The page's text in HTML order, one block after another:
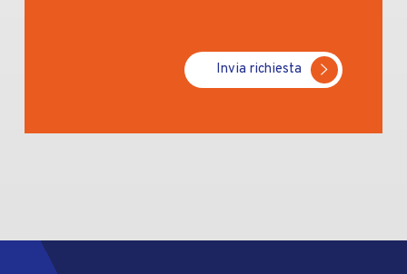
Invia richiesta